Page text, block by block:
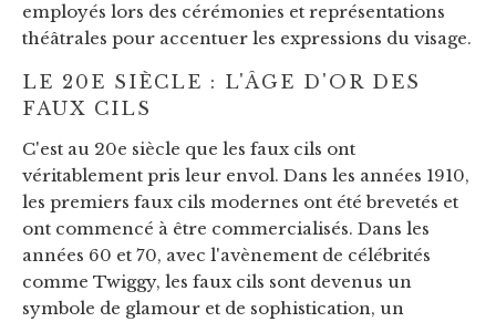
employés lors des cérémonies et représentations
théâtrales pour accentuer les expressions du visage.
LE 20E SIÈCLE : L'ÂGE D'OR DES
FAUX CILS
C'est au 20e siècle que les faux cils ont
véritablement pris leur envol. Dans les années 1910,
les premiers faux cils modernes ont été brevetés et
ont commencé à être commercialisés. Dans les
années 60 et 70, avec l'avènement de célébrités
comme Twiggy, les faux cils sont devenus un
symbole de glamour et de sophistication, un